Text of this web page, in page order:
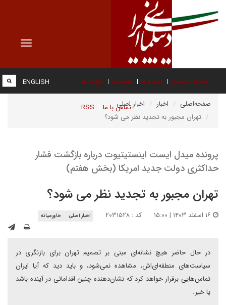
Toggle
صفحه نخست درباره ما عضویت پیوند ها
تماس با ما RSS
ENGLISH
صفحه‌اصلی اخبار
اخبار اصلی
تهران مجبور به تجدید نظر می شود؟
پرونده میدل ایست اینستیتیوت درباره بازگشت فشار
حداکثری دولت جدید امریکا (بخش هفتم)
تهران مجبور به تجدید نظر می شود؟
کد : ۲۰۳۱۵۲۸ اخبار اصلی خاورمیانه
در حال حاضر هیچ نشانه‌ای مبنی بر تصمیم تهران برای بازنگری در
سیاست‌های منطقه‌ای‌اش، مشاهده نمی‌شود، و باید دید که آیا ایران
تماس‌هایی برقرار خواهد کرد که نشان‌دهنده چنین اقداماتی در آینده باشد
یا خیر.